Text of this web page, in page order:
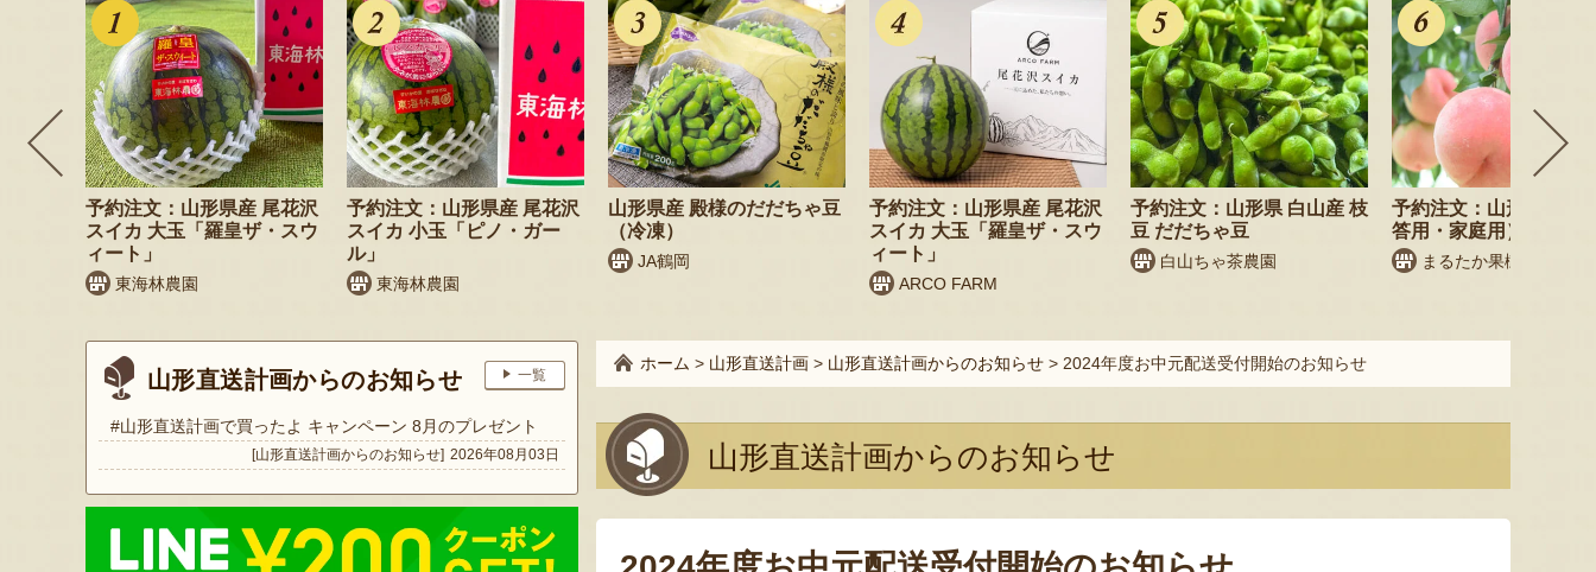
予約注文：山形県産 尾花沢
スイカ 大玉「羅皇ザ・スウ
ィート」
東海林農園
予約注文：山形県産 尾花沢
スイカ 小玉「ピノ・ガー
ル」
東海林農園
山形県産 殿様のだだちゃ豆
（冷凍）
JA鶴岡
予約注文：山形県産 尾花沢
スイカ 大玉「羅皇ザ・スウ
ィート」
ARCO FARM
予約注文：山形県 白山産 枝
豆 だだちゃ豆
白山ちゃ茶農園
予約注文：山形県産 桃
答用・家庭用）
まるたか果樹園
山形直送計画からのお知らせ 一覧
#山形直送計画で買ったよ キャンペーン 8月のプレゼント
[山形直送計画からのお知らせ] 2026年08月03日
ホーム > 山形直送計画 > 山形直送計画からのお知らせ > 2024年度お中元配送受付開始のお知らせ
山形直送計画からのお知らせ